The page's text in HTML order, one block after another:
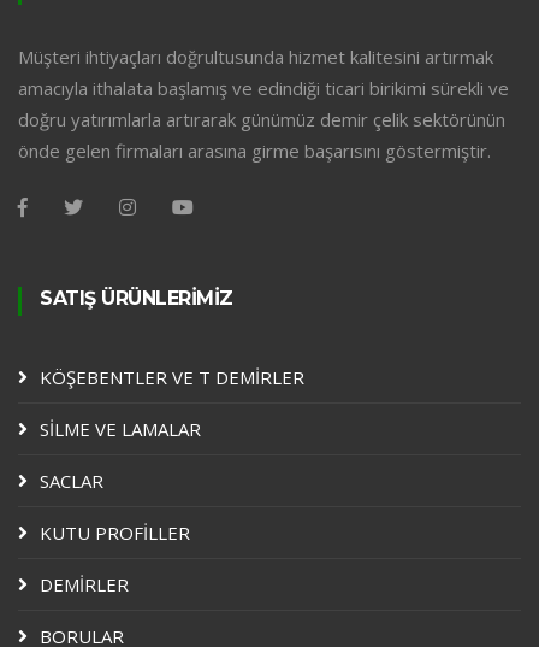
Müşteri ihtiyaçları doğrultusunda hizmet kalitesini artırmak
amacıyla ithalata başlamış ve edindiği ticari birikimi sürekli ve
doğru yatırımlarla artırarak günümüz demir çelik sektörünün
önde gelen firmaları arasına girme başarısını göstermiştir.
SATIŞ ÜRÜNLERİMİZ
KÖŞEBENTLER VE T DEMİRLER
SİLME VE LAMALAR
SACLAR
KUTU PROFİLLER
DEMİRLER
BORULAR